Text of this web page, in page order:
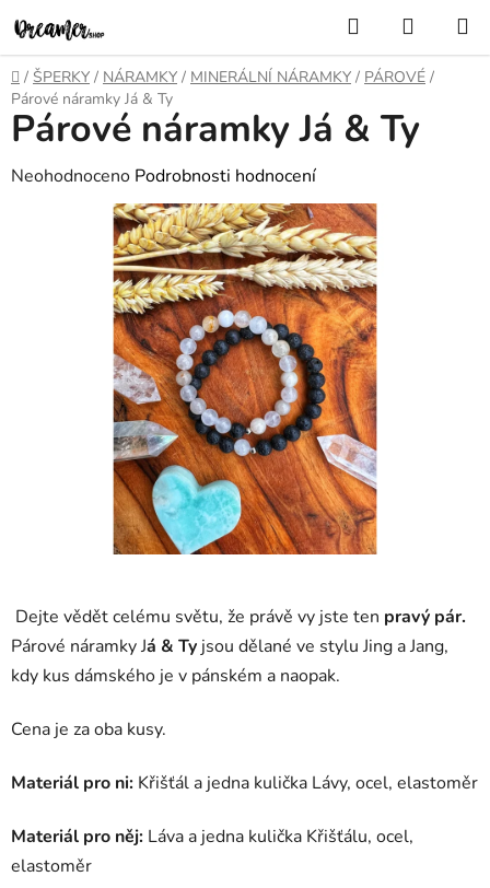
na
obsah
Hledat
KOŠÍK
Domů
/ ŠPERKY / NÁRAMKY / MINERÁLNÍ NÁRAMKY / PÁROVÉ /
Párové náramky Já & Ty
Dejte vědět celému světu, že právě vy jste ten pravý pár.
Párové náramky Já & Ty jsou dělané ve stylu Jing a Jang,
kdy kus dámského je v pánském a naopak.
Cena je za oba kusy.
Materiál pro ni: Křišťál a jedna kulička Lávy, ocel, elastoměr
Materiál pro něj: Láva a jedna kulička Křišťálu, ocel,
elastoměr
Párové náramky Já & Ty
Průměrné
Neohodnoceno Podrobnosti hodnocení